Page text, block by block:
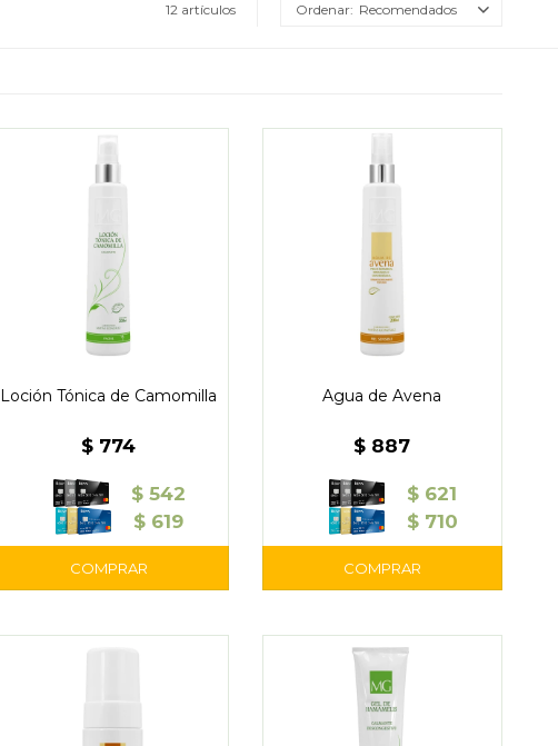
12 artículos Recomendados
Loción Tónica de Camomilla
$ 774
$ 542
$ 619
Agua de Avena
$ 887
$ 621
$ 710